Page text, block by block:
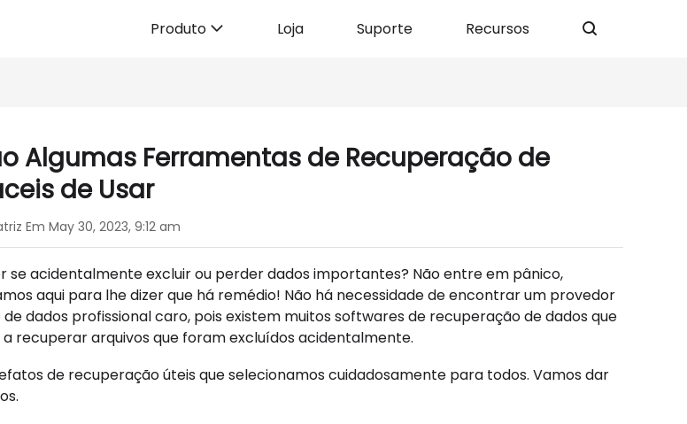
Produto Loja Suporte Recursos
Algumas Ferramentas de Recuperação de
de Usar
Em May 30, 2023, 9:12 am
se acidentalmente excluir ou perder dados importantes? Não entre em pânico,
aqui para lhe dizer que há remédio! Não há necessidade de encontrar um provedor
dados profissional caro, pois existem muitos softwares de recuperação de dados que
recuperar arquivos que foram excluídos acidentalmente.
de recuperação úteis que selecionamos cuidadosamente para todos. Vamos dar